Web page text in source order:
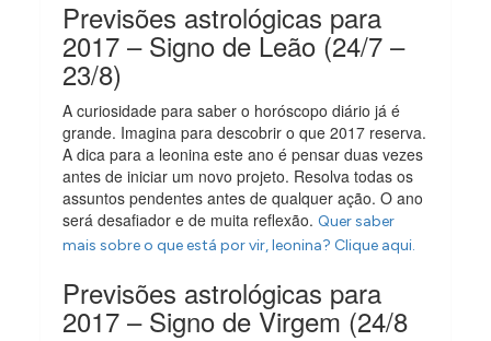
Previsões astrológicas para
2017 – Signo de Leão (24/7 –
23/8)
A curiosidade para saber o horóscopo diário já é
grande. Imagina para descobrir o que 2017 reserva.
A dica para a leonina este ano é pensar duas vezes
antes de iniciar um novo projeto. Resolva todas os
assuntos pendentes antes de qualquer ação. O ano
será desafiador e de muita reflexão.Quer saber
mais sobre o que está por vir, leonina? Clique aqui.
Previsões astrológicas para
2017 – Signo de Virgem (24/8